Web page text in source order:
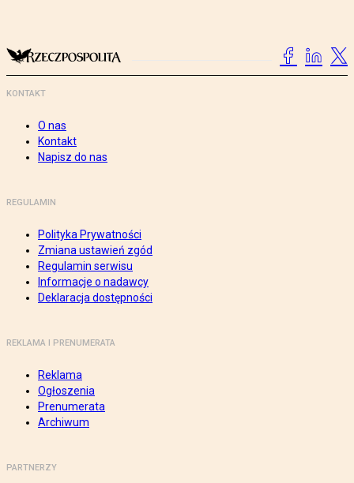
KONTAKT
O nas
Kontakt
Napisz do nas
REGULAMIN
Polityka Prywatności
Zmiana ustawień zgód
Regulamin serwisu
Informacje o nadawcy
Deklaracja dostępności
REKLAMA I PRENUMERATA
Reklama
Ogłoszenia
Prenumerata
Archiwum
PARTNERZY